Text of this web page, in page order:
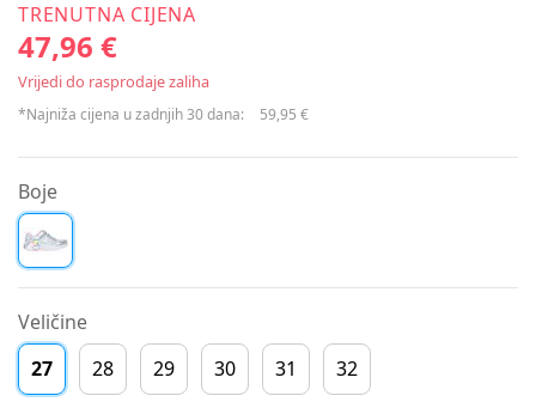
TRENUTNA CIJENA
47,96 €
Vrijedi do rasprodaje zaliha
*Najniža cijena u zadnjih 30 dana: 59,95 €
Boje
Veličine
27
28 29 30 31 32